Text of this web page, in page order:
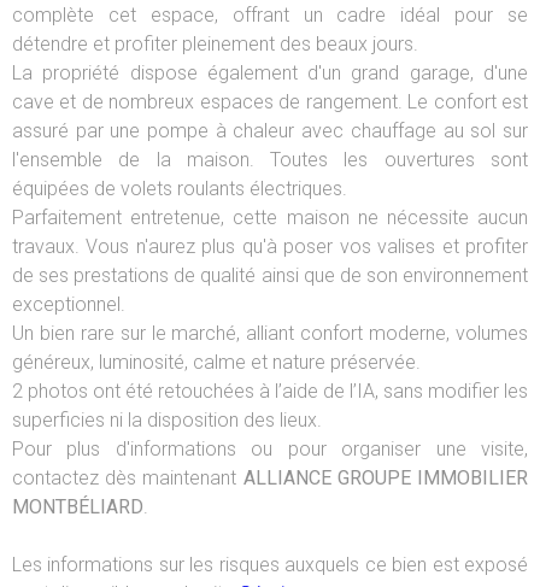
complète cet espace, offrant un cadre idéal pour se
détendre et profiter pleinement des beaux jours.
La propriété dispose également d'un grand garage, d'une
cave et de nombreux espaces de rangement. Le confort est
assuré par une pompe à chaleur avec chauffage au sol sur
l'ensemble de la maison. Toutes les ouvertures sont
équipées de volets roulants électriques.
Parfaitement entretenue, cette maison ne nécessite aucun
travaux. Vous n'aurez plus qu'à poser vos valises et profiter
de ses prestations de qualité ainsi que de son environnement
exceptionnel.
Un bien rare sur le marché, alliant confort moderne, volumes
généreux, luminosité, calme et nature préservée.
2 photos ont été retouchées à l’aide de l’IA, sans modifier les
superficies ni la disposition des lieux.
Pour plus d'informations ou pour organiser une visite,
contactez dès maintenant ALLIANCE GROUPE IMMOBILIER
MONTBÉLIARD.
Les informations sur les risques auxquels ce bien est exposé